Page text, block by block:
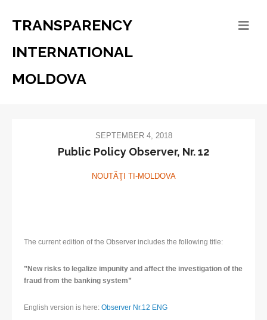
TRANSPARENCY
INTERNATIONAL
MOLDOVA
SEPTEMBER 4, 2018
Public Policy Observer, Nr. 12
NOUTĂŢI TI-MOLDOVA
The current edition of the Observer includes the following title:
”New risks to legalize impunity and affect the investigation of the
fraud from the banking system”
English version is here: Observer Nr.12 ENG